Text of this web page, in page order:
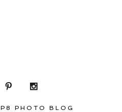
P8 PHOTO BLOG